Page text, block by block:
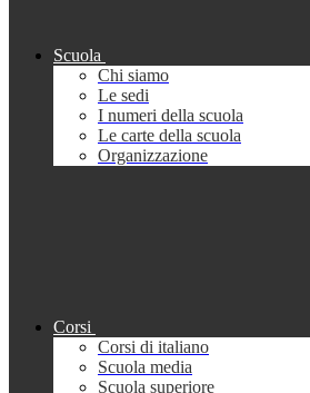
Scuola
Chi siamo
Le sedi
I numeri della scuola
Le carte della scuola
Organizzazione
Corsi
Corsi di italiano
Scuola media
Scuola superiore